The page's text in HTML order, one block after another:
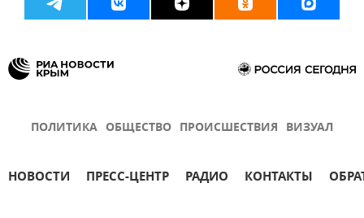
ПОЛИТИКА ОБЩЕСТВО ПРОИСШЕСТВИЯ ВИЗУАЛ
НОВОСТИ ПРЕСС-ЦЕНТР РАДИО КОНТАКТЫ